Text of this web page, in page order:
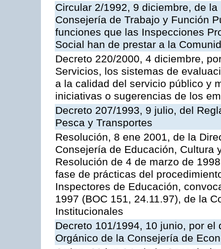
Circular 2/1992, 9 diciembre, de
Consejería de Trabajo y Función
funciones que las Inspecciones
Social han de prestar a la
Decreto 220/2000, 4 diciembre,
Servicios, los sistemas de
a la calidad del servicio público y
iniciativas o sugerencias de los
Decreto 207/1993, 9 julio, del
Pesca y Transportes
Resolución, 8 ene 2001, de la
Consejería de Educación, Cultura
Resolución de 4 de marzo de
fase de prácticas del
Inspectores de Educación,
1997 (BOC 151, 24.11.97), de la
Institucionales
Decreto 101/1994, 10 junio, por
Orgánico de la Consejería de